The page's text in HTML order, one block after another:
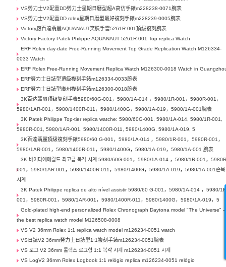
VS勞力士V2配重DD勞力士星期日曆型超A高仿手錶m228238-0071腕表
VS勞力士V2配重DD rolex星期日曆型最好複刻手錶m228239-0005腕表
Victory廠百達翡麗AQUANAUT笑臉手雷5261R-001頂級複刻腕表
Victory Factory Patek Philippe AQUANAUT 5261R-001 Top replica Watch
ERF Rolex day-date Free-Running Movement Top Grade Replication Watch M126334-
0033 Watch
ERF Rolex Free-Running Movement Replica Watch M126300-0018 Watch in
ERF勞力士日誌型頂級複刻手錶m126334-0033腕表
ERF勞力士日誌型廣州複刻手錶m126300-0018腕表
3K百达翡丽顶级复刻手表5980/60G-001，5980/1A-014 ，5980/1R-001，5980R-001，
5980/1AR-001，5980/1400R-011，5980/1400G，5980/1A-019，5980/1A-001腕表
3K Patek Philippe Top-tier replica watche: 5980/60G-001, 5980/1A-014, 5980/1R-001,
5980R-001, 5980/1AR-001, 5980/1400R-011, 5980/1400G, 5980/1A-019, 5
3K百達翡麗頂級複刻手錶5980/60 G-001，5980/1A-014 ，5980/1R-001，5980R-001，
5980/1AR-001，5980/1400R-011，5980/1400G，5980/1A-019，5980/1A-001 腕表
3K 바이다에메랄드 최고급 복각 시계 5980/60G-001，5980/1A-014 ，5980/1R-001，
001，5980/1AR-001，5980/1400R-011，5980/1400G，5980/1A-019，5980/1A-001손목
시계
3K Patek Philippe replica de alto nível assistir 5980/60 G-001，5980/1A-014 ，5980/
001，5980R-001，5980/1AR-001，5980/1400R-011，5980/1400G，5980/1A-019，5
Gold-plated high-end personalized Rolex Chronograph Daytona model "The Universe" -
the best replica watch model M126508-0008
VS V2 36mm Rolex 1:1 replica watch model m126234-0051 watch
VS日誌V2 36mm勞力士日誌型1:1複刻手錶m126234-0051腕表
VS 로그 V2 36mm 롤렉스 로그형 1:1 복각 시계 m126234-0051 시계
VS LogV2 36mm Rolex Logbook 1:1 relógio replica m126234-0051 relógio